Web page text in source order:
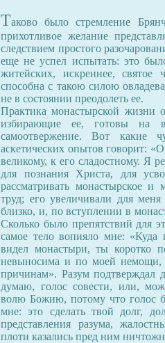
Таково было стремление
прихотливое желание
следствием простого
еще не успел испытать: это
житейских, искреннее, святое
способна с такою силою
не в состоянии преодолеть ее.
Практика монастырской жизни
избирающие ее, готовы на
самоотвержение. Вот какие
аскетических опытов говорит:
великому, к его сладостному. Я
для познания Христа, для
рассматривать монастырское и
труд; его увеличивали для
близко, и, по вступлении в
Сколько было препятствий для
самое тело вопияло мне:
видел монастыри, ты коротко
невыносима и по моей
причинам». Разум подтверждал
думаю, голос совести, или,
волю Божию, потому что голос
мне: это сделать твой долг,
представления разума,
плоти казались пред ним